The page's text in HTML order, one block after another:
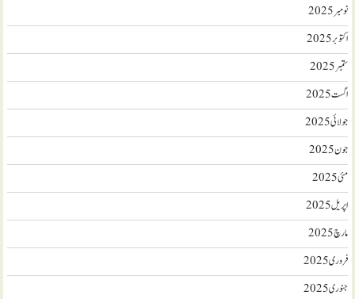
نومبر 2025
اکتوبر 2025
ستمبر 2025
اگست 2025
جولائی 2025
جون 2025
مئی 2025
اپریل 2025
مارچ 2025
فروری 2025
جنوری 2025